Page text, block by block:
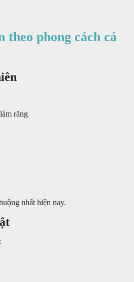
theo phong cách cá
răng
nhất hiện nay.